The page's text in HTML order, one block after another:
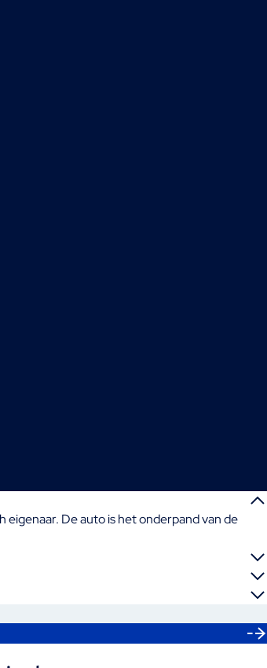
De auto is het onderpand van de